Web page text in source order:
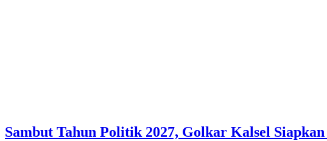
Sambut Tahun Politik 2027, Golkar Kalsel